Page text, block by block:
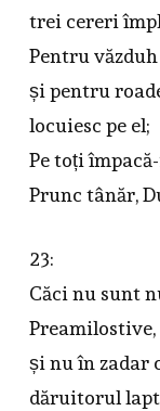
trei cereri
Pentru
și pentru
locuiesc pe el;
Pe toți
Prunc tânăr,
23:
Căci nu sunt
Preamilostive,
și nu în zadar
dăruitorul